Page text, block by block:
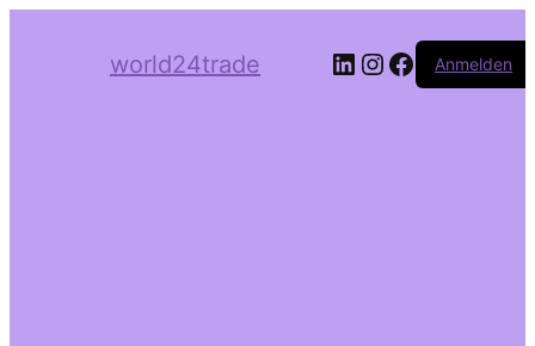
world24trade LinkedIn
Instagram
Facebook
Anmelden